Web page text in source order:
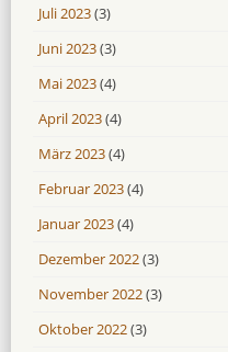
Juli 2023(3)
Juni 2023(3)
Mai 2023(4)
April 2023(4)
März 2023(4)
Februar 2023(4)
Januar 2023(4)
Dezember 2022(3)
November 2022(3)
Oktober 2022(3)